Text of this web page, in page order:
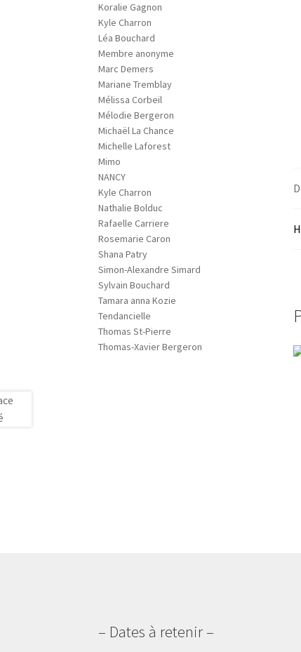
Koralie Gagnon
Kyle Charron
Léa Bouchard
Membre anonyme
Marc Demers
Mariane Tremblay
Mélissa Corbeil
Mélodie Bergeron
Michaël La Chance
Michelle Laforest
Mimo
NANCY
Kyle Charron
Nathalie Bolduc
Rafaelle Carriere
Rosemarie Caron
Shana Patry
Simon-Alexandre Simard
Sylvain Bouchard
Tamara anna Kozie
Tendancielle
Thomas St-Pierre
Thomas-Xavier Bergeron
– Dates à retenir –